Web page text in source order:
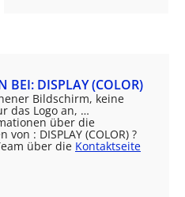
BEI: DISPLAY (COLOR)
Bildschirm, keine
das Logo an, …
über die
: DISPLAY (COLOR) ?
über die Kontaktseite